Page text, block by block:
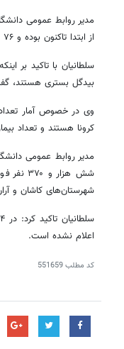
مدیر روابط عمومی
از ابتدا تاکنون بوده و
سلطانیان با تاکید بر
بیدگل بستری هستند،
وی در خصوص آمار تعداد کل
کرونا هستند و تعداد
مدیر روابط عمومی
شش
شهرستان‌های کاشان و
سلطانیان تاکید کرد: در
اعلام نشده است.
کد مطلب551659